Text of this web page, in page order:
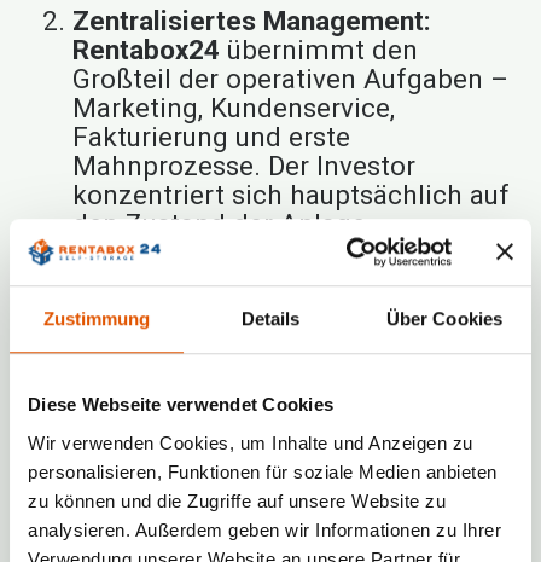
Zustimmung Details Über Cookies
Diese Webseite verwendet Cookies
Wir verwenden Cookies, um Inhalte und Anzeigen zu
personalisieren, Funktionen für soziale Medien anbieten
zu können und die Zugriffe auf unsere Website zu
analysieren. Außerdem geben wir Informationen zu Ihrer
Zentralisiertes Management:
Rentabox24 übernimmt den
Großteil der operativen Aufgaben –
Marketing, Kundenservice,
Fakturierung und erste
Mahnprozesse. Der Investor
konzentriert sich hauptsächlich auf
den Zustand der Anlage.
Skalierbarkeit:
Die Möglichkeit, mit
einer kleineren Anzahl von Boxen
zu starten und später auszubauen,
erlaubt eine flexible Anpassung des
Möglichkeiten und das
Marktwachstum.
Dank dieser Elemente ermöglicht eine
Rentabox24-Franchisestabile Renditen
bei nur wenigen Stunden Aufwand pro